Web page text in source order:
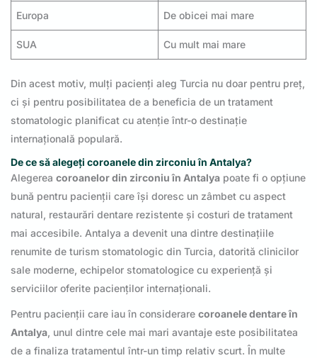
Europa De obicei mai mare
SUA Cu mult mai mare
Din acest motiv, mulți pacienți aleg Turcia nu doar pentru preț,
ci și pentru posibilitatea de a beneficia de un tratament
stomatologic planificat cu atenție într-o destinație
internațională populară.
De ce să alegeți coroanele din zirconiu în Antalya?
Alegerea coroanelor din zirconiu în Antalya poate fi o opțiune
bună pentru pacienții care își doresc un zâmbet cu aspect
natural, restaurări dentare rezistente și costuri de tratament
mai accesibile. Antalya a devenit una dintre destinațiile
renumite de turism stomatologic din Turcia, datorită clinicilor
sale moderne, echipelor stomatologice cu experiență și
serviciilor oferite pacienților internaționali.
Pentru pacienții care iau în considerare coroanele dentare în
Antalya, unul dintre cele mai mari avantaje este posibilitatea
de a finaliza tratamentul într-un timp relativ scurt. În multe